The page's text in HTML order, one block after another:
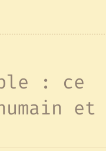
: ce
et